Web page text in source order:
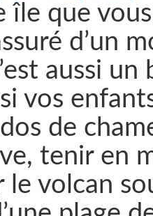
île que
d’un
aussi
vos
de
tenir en
le volcan